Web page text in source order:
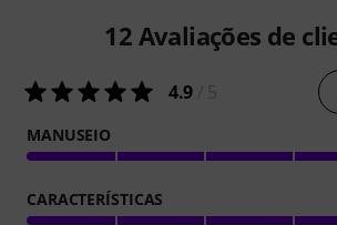
12 Avaliações de
4.9
MANUSEIO
CARACTERÍSTICAS